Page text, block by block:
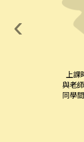
上
與老
同學
‹